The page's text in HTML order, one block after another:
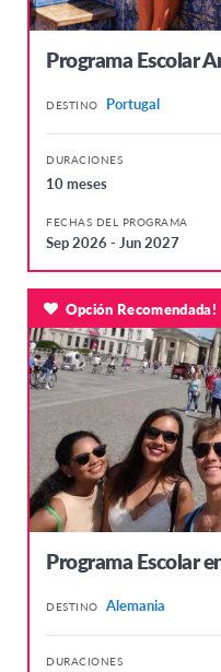
Dinamarca
Finlandia
Hungría
Italia
Países Bajos
Noruega
Republica de Irlanda
Eslovaquia
Suiza
Turquía
Reino Unido
NORTEAMÉRICA
Canadá
Estados Unidos
Programa Escolar
DESTINO Portugal
DURACIONES
10 meses
FECHAS DEL PROGRAMA
Sep 2026 - Jun 2027
Programa Escolar
DESTINO Alemania
DURACIONES
Opción Recomendada!